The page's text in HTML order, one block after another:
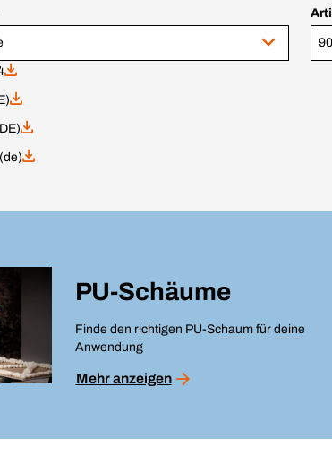
PU-Schäume
Finde den richtigen PU-Schaum für deine
Anwendung
Mehr anzeigen